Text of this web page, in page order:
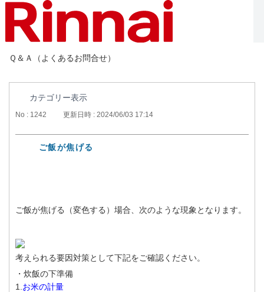
Ｑ＆Ａ（よくあるお問合せ）
カテゴリー表示
No : 1242 更新日時 : 2024/06/03 17:14
ご飯が焦げる
ご飯が焦げる（変色する）場合、次のような現象となります。
考えられる要因対策として下記をご確認ください。
・炊飯の下準備
1. お米の計量